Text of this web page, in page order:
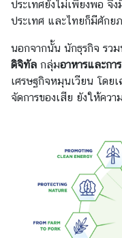
ประเทศยังไม่เพียงพอ จึง
ประเทศ และไทยก็มีศักย
นอกจากนั้น นักธุรกิจ รว
ดิจิทัล กลุ่มอาหารและกา
เศรษฐกิจหมุนเวียน โดย
จัดการของเสีย ยังให้คว